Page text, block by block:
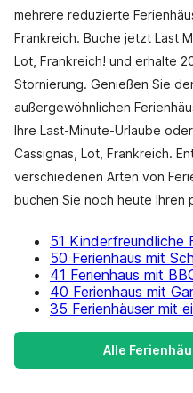
mehrere reduzierte
Frankreich. Buche jetzt Last
Lot, Frankreich! und erhalte
Stornierung. Genießen Sie
außergewöhnlichen
Ihre Last-Minute-Urlaube
Cassignas, Lot, Frankreich.
verschiedenen Arten von
buchen Sie noch heute Ihren
51 Kinderfreundliche
50 Ferienhaus mit
41 Ferienhaus mit
40 Ferienhaus mit
35 Ferienhäuser mit
Alle